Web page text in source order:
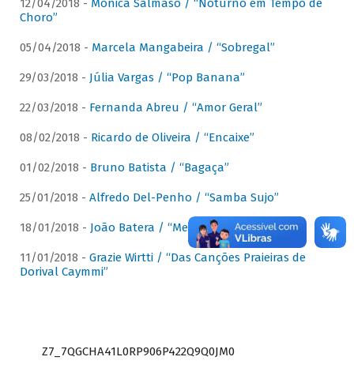
12/04/2018 - Mônica Salmaso / “Noturno em Tempo de
Choro”
05/04/2018 - Marcela Mangabeira / “Sobregal”
29/03/2018 - Júlia Vargas / “Pop Banana”
22/03/2018 - Fernanda Abreu / “Amor Geral”
08/02/2018 - Ricardo de Oliveira / “Encaixe”
01/02/2018 - Bruno Batista / “Bagaça”
25/01/2018 - Alfredo Del-Penho / “Samba Sujo”
18/01/2018 - João Batera / “Meu Pandeiro”
11/01/2018 - Grazie Wirtti / “Das Canções Praieiras de
Dorival Caymmi”
Z7_7QGCHA41L0RP906P422Q9Q0JM0